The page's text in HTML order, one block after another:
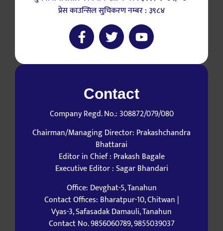
प्रेस काउन्सिल सुचिकरण नम्बर : ३९८४
Contact
Company Regd. No.: 308872/079/080
Chairman/Managing Director: Prakashchandra
Bhattarai
Editor in Chief : Prakash Bagale
Executive Editor : Sagar Bhandari
Office: Devghat-5, Tanahun
Contact Offices: Bharatpur-10, Chitwan |
Vyas-3, Safasadak Damauli, Tanahun
Contact No. 9856060789, 9855039037